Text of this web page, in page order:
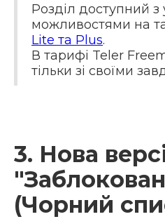
Розділ доступний з
можливостями на
Lite та Plus.
В тарифі Teler
тільки зі своїми
3. Нова
(Чорний